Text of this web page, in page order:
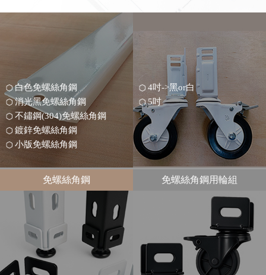
白色免螺絲角鋼
消光黑免螺絲角鋼
不鏽鋼(304)免螺絲角鋼
鍍鋅免螺絲角鋼
小版免螺絲角鋼
免螺絲角鋼
4吋->黑or白
5吋
免螺絲角鋼用輪組